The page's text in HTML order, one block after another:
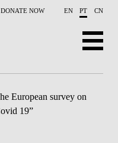
DONATE NOW EN PT CN